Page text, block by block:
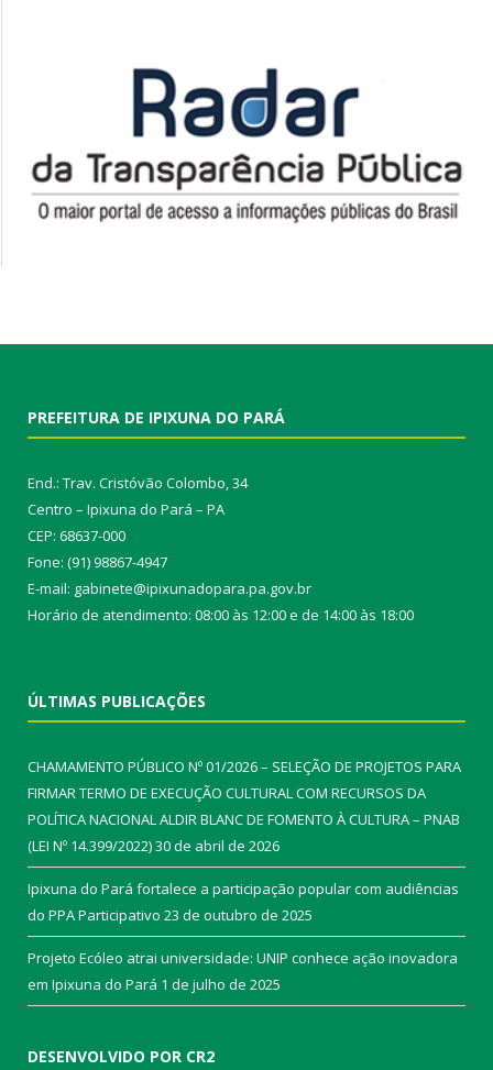
PREFEITURA DE IPIXUNA DO PARÁ
End.: Trav. Cristóvão Colombo, 34
Centro – Ipixuna do Pará – PA
CEP: 68637-000
Fone: (91) 98867-4947
E-mail: gabinete@ipixunadopara.pa.gov.br
Horário de atendimento: 08:00 às 12:00 e de 14:00 às 18:00
ÚLTIMAS PUBLICAÇÕES
CHAMAMENTO PÚBLICO Nº 01/2026 – SELEÇÃO DE PROJETOS PARA
FIRMAR TERMO DE EXECUÇÃO CULTURAL COM RECURSOS DA
POLÍTICA NACIONAL ALDIR BLANC DE FOMENTO À CULTURA – PNAB
(LEI Nº 14.399/2022)30 de abril de 2026
Ipixuna do Pará fortalece a participação popular com audiências
do PPA Participativo 23 de outubro de 2025
Projeto Ecóleo atrai universidade: UNIP conhece ação inovadora
em Ipixuna do Pará 1 de julho de 2025
DESENVOLVIDO POR CR2